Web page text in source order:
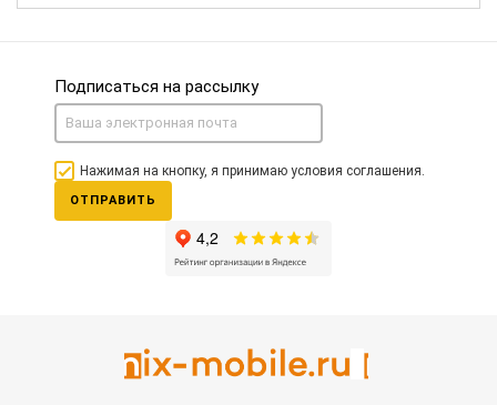
Подписаться на рассылку
Нажимая на кнопку, я принимаю условия соглашения.
ОТПРАВИТЬ